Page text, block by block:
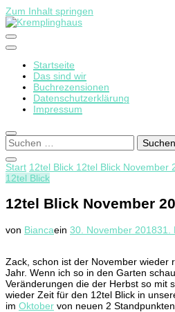
Zum Inhalt springen
Startseite
Das sind wir
Buchrezensionen
Datenschutzerklärung
Impressum
Suchen
nach:
Start 12tel Blick 12tel Blick November
12tel Blick
12tel Blick November
von Biancaein 30. November 201831.
Zack, schon ist der November wieder
Jahr. Wenn ich so in den Garten
Veränderungen die der Herbst so mit
wieder Zeit für den 12tel Blick in
im Oktober von neuen 2 Standpunkten